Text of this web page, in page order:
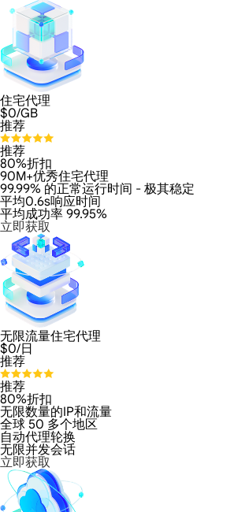
住宅代理
$0/GB
推荐
推荐
80%折扣
90M+优秀住宅代理
99.99% 的正常运行时间 - 极其稳定
平均0.6s响应时间
平均成功率 99.95%
立即获取
无限流量住宅代理
$0/日
推荐
推荐
80%折扣
无限数量的IP和流量
全球 50 多个地区
自动代理轮换
无限并发会话
立即获取